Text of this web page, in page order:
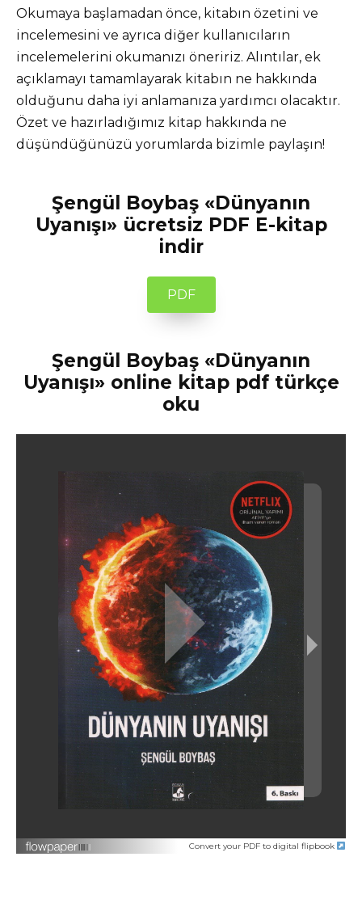
Okumaya başlamadan önce, kitabın özetini ve
incelemesini ve ayrıca diğer kullanıcıların
incelemelerini okumanızı öneririz. Alıntılar, ek
açıklamayı tamamlayarak kitabın ne hakkında
olduğunu daha iyi anlamanıza yardımcı olacaktır.
Özet ve hazırladığımız kitap hakkında ne
düşündüğünüzü yorumlarda bizimle paylaşın!
Şengül Boybaş «Dünyanın
Uyanışı» ücretsiz PDF E-kitap
indir
PDF
Şengül Boybaş «Dünyanın
Uyanışı» online kitap pdf türkçe
oku
Convert your PDF to digital flipbook